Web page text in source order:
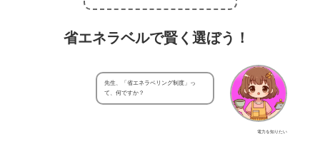
省エネラベルで賢く選ぼう！
電力を知りたい
先生、「省エネラベリング制度」っ
て、何ですか？